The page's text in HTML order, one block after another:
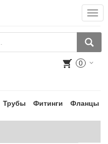
0
Трубы Фитинги Фланцы